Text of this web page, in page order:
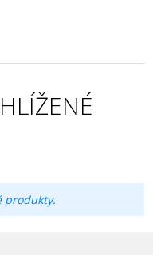
produkty.